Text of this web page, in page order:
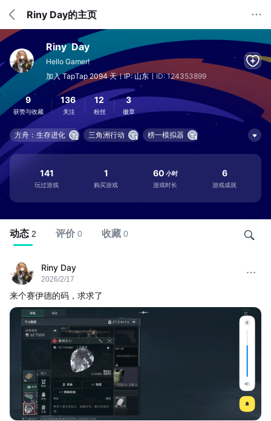
Riny Day的主页
Riny  Day
Hello Gamer!
加入 TapTap 2094 天
IP: 山东 ID: 124353899
9
获赞与收藏
136
关注
12
粉丝
3
徽章
方舟：生存进化 三角洲行动 榜一模拟器
141
玩过游戏
1
购买游戏
60 小时
游戏时长
6
游戏成就
动态 2 评价 0 收藏 0
Riny Day
2026/2/17
来个赛伊德的码，求求了